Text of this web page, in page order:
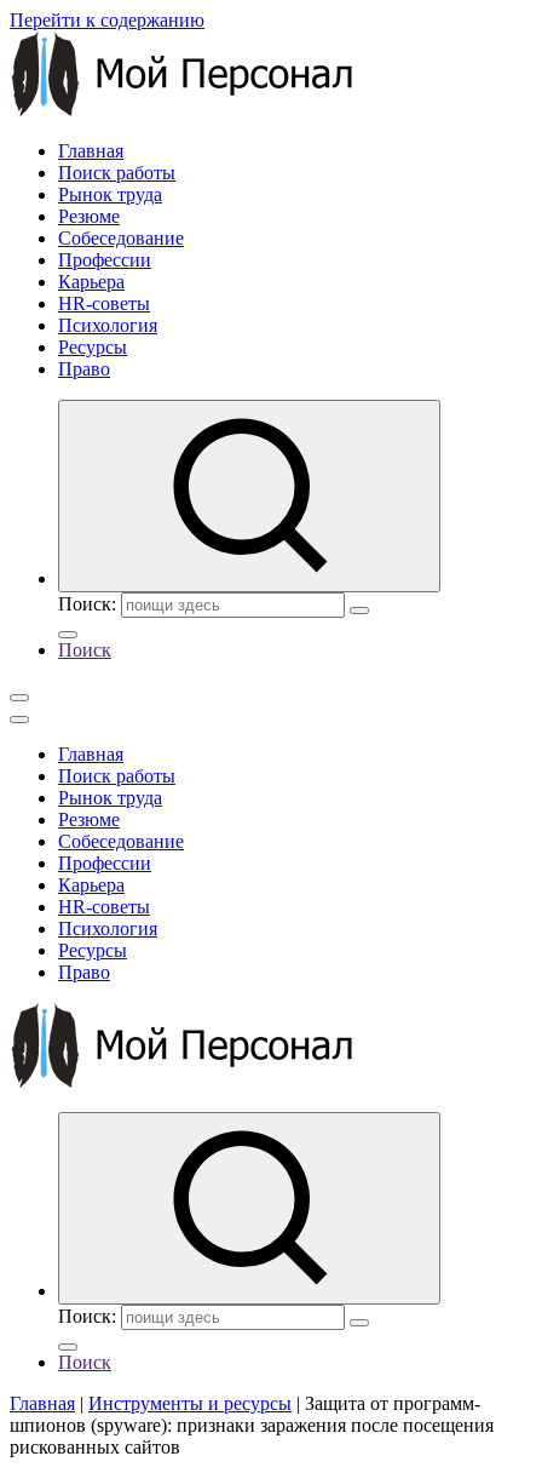
Перейти к содержанию
Главная
Поиск работы
Рынок труда
Резюме
Собеседование
Профессии
Карьера
HR-советы
Психология
Ресурсы
Право
Поиск:
Поиск
Главная
Поиск работы
Рынок труда
Резюме
Собеседование
Профессии
Карьера
HR-советы
Психология
Ресурсы
Право
Поиск:
Поиск
Главная | Инструменты и ресурсы | Защита от программ-
шпионов (spyware): признаки заражения после посещения
рискованных сайтов